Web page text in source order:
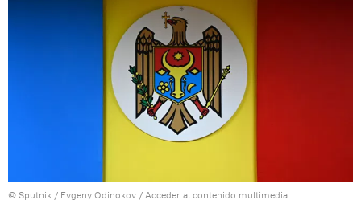
© Sputnik / Evgeny Odinokov / Acceder al contenido multimedia